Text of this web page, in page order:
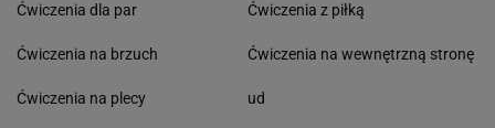
Ćwiczenia dla par
Ćwiczenia na brzuch
Ćwiczenia na plecy
Ćwiczenia z piłką
Ćwiczenia na wewnętrzną stronę
ud